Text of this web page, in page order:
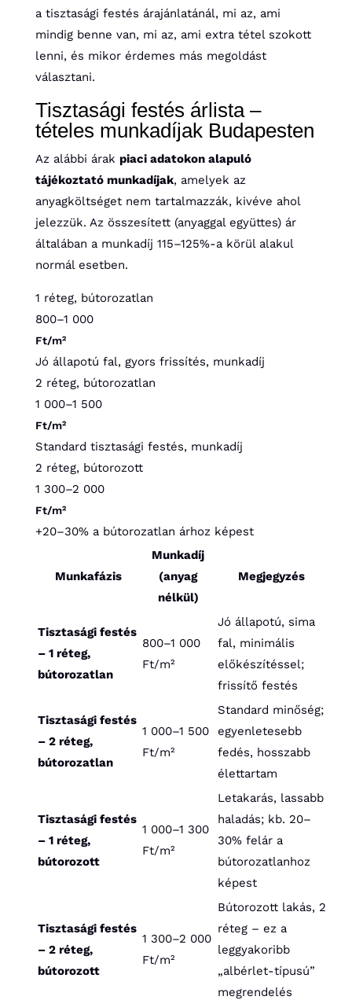
a tisztasági festés árajánlatánál, mi az, ami
mindig benne van, mi az, ami extra tétel szokott
lenni, és mikor érdemes más megoldást
választani.
Tisztasági festés árlista –
tételes munkadíjak Budapesten
Az alábbi árak piaci adatokon alapuló
tájékoztató munkadíjak, amelyek az
anyagköltséget nem tartalmazzák, kivéve ahol
jelezzük. Az összesített (anyaggal együttes) ár
általában a munkadíj 115–125%-a körül alakul
normál esetben.
1 réteg, bútorozatlan
800–1 000
Ft/m²
Jó állapotú fal, gyors frissítés, munkadíj
2 réteg, bútorozatlan
1 000–1 500
Ft/m²
Standard tisztasági festés, munkadíj
2 réteg, bútorozott
1 300–2 000
Ft/m²
+20–30% a bútorozatlan árhoz képest
Munkafázis
Munkadíj
(anyag
nélkül)
Megjegyzés
Tisztasági festés
– 1 réteg,
bútorozatlan
800–1 000
Ft/m²
Jó állapotú, sima
fal, minimális
előkészítéssel;
frissítő festés
Tisztasági festés
– 2 réteg,
bútorozatlan
1 000–1 500
Ft/m²
Standard minőség;
egyenletesebb
fedés, hosszabb
élettartam
Tisztasági festés
– 1 réteg,
bútorozott
1 000–1 300
Ft/m²
Letakarás, lassabb
haladás; kb. 20–
30% felár a
bútorozatlanhoz
képest
Tisztasági festés
– 2 réteg,
bútorozott
1 300–2 000
Ft/m²
Bútorozott lakás, 2
réteg – ez a
leggyakoribb
„albérlet-típusú”
megrendelés